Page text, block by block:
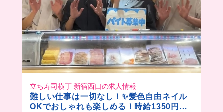
立ち寿司横丁 新宿西口の求人情報
難しい仕事は一切なし！✨髪色自由ネイル
OKでおしゃれも楽しめる！時給1350円〜